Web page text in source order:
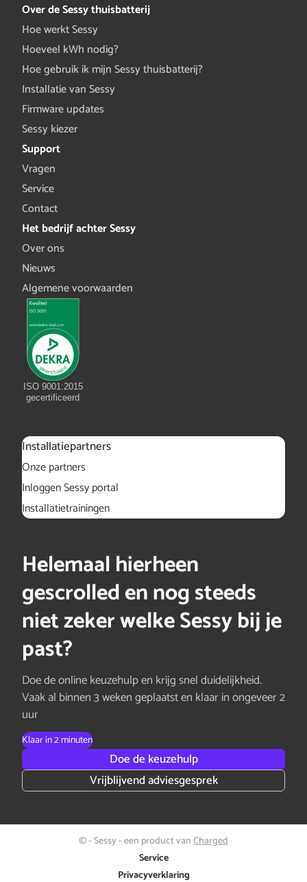
Over de Sessy thuisbatterij
Hoe werkt Sessy
Hoeveel kWh nodig?
Hoe gebruik ik mijn Sessy thuisbatterij?
Installatie van Sessy
Firmware updates
Sessy kiezer
Support
Vragen
Service
Contact
Het bedrijf achter Sessy
Over ons
Nieuws
Algemene voorwaarden
ISO 9001:2015
gecertificeerd
Installatiepartners
Onze partners
Inloggen Sessy portal
Installatietrainingen
Helemaal hierheen
gescrolled en nog steeds
niet zeker welke Sessy bij je
past?
Doe de online keuzehulp en krijg snel duidelijkheid.
Vaak al binnen 3 weken geplaatst en klaar in ongeveer 2
uur
Klaar in 2 minuten
Doe de keuzehulp
Vrijblijvend adviesgesprek
© - Sessy - een product vanCharged
Service
Privacyverklaring